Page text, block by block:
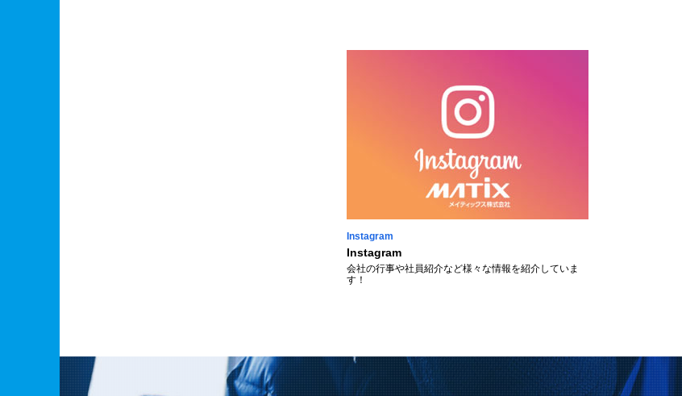
Instagram
Instagram
会社の行事や社員紹介など様々な情報を紹介していま
す！